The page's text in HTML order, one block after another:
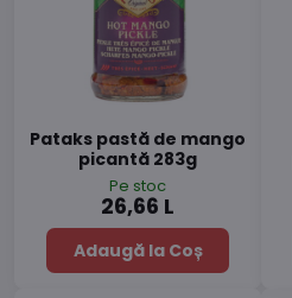
Pataks pastă de mango
picantă 283g
Pe stoc
26,66 L
Adaugă la Coș